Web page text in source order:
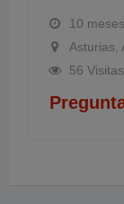
10 meses
Asturias,
56 Visitas